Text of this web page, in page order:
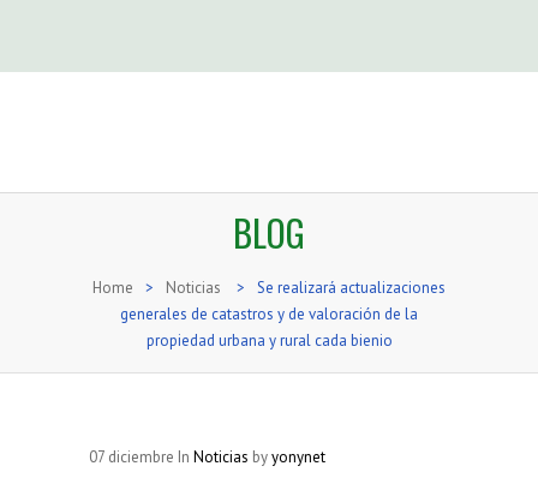
BLOG
Home > Noticias >
Se realizará actualizaciones
generales de catastros y de valoración de la
propiedad urbana y rural cada bienio
07 diciembre In Noticias byyonynet